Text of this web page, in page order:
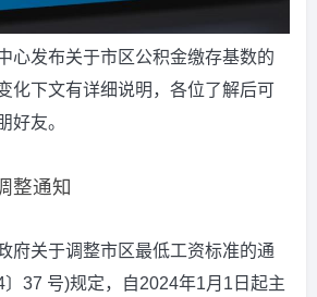
心发布关于市区公积金缴存基数的
化下文有详细说明，各位了解后可
好友。
整通知
府关于调整市区最低工资标准的通
37 号)规定，自2024年1月1日起主